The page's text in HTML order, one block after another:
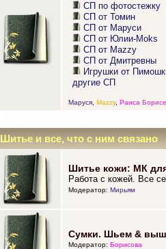
СП по фотостежку
СП от Томин
СП от Маруси
СП от Юлии-Moks
СП от Mazzy
СП от Дмитревны
Игрушки от
другие СП
Маруся, Mazzy, Раиса
Шитье и все, что с ним связано
Шитье кожи: МК
Работа с кожей. Все
Модератор: Мирьям
Сумки. Шьем &
Модератор: Борисова